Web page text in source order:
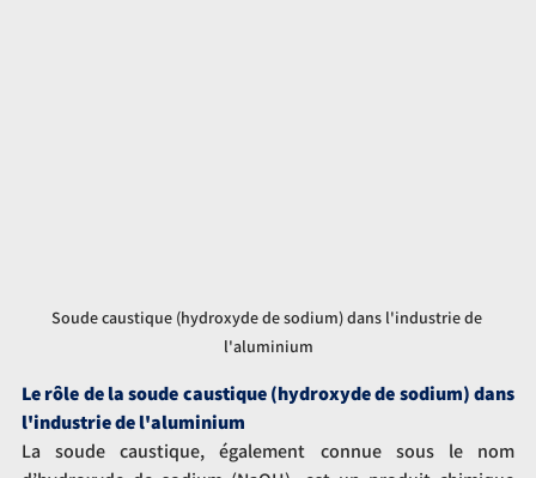
Soude caustique (hydroxyde de sodium) dans l'industrie de
l'aluminium
Le rôle de la soude caustique (hydroxyde de sodium) dans
l'industrie de l'aluminium
La soude caustique, également connue sous le nom